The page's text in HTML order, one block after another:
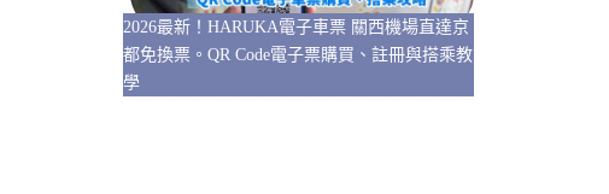
2026最新！HARUKA電子車票 關西機場直達京
都免換票。QR Code電子票購買、註冊與搭乘教
學